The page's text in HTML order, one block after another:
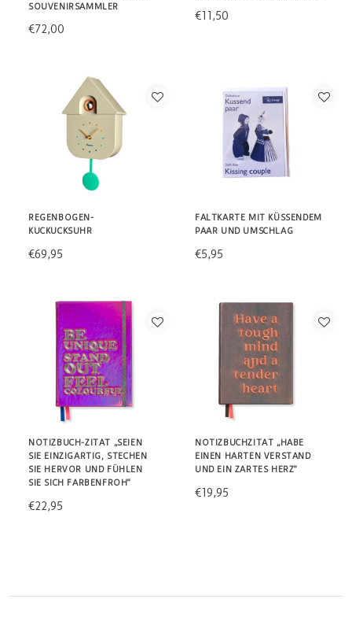
SOUVENIRSAMMLER
€72,00
€11,50
REGENBOGEN-
KUCKUCKSUHR
€69,95
FALTKARTE MIT KÜSSENDEM
PAAR UND UMSCHLAG
€5,95
NOTIZBUCH-ZITAT „SEIEN
SIE EINZIGARTIG, STECHEN
SIE HERVOR UND FÜHLEN
SIE SICH FARBENFROH“
€22,95
NOTIZBUCHZITAT „HABE
EINEN HARTEN VERSTAND
UND EIN ZARTES HERZ“
€19,95